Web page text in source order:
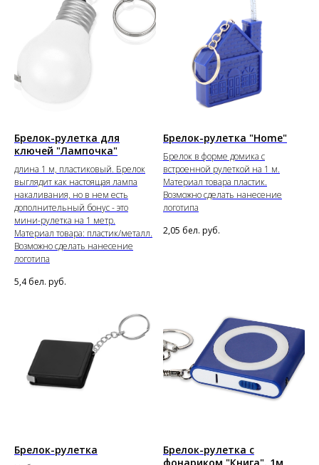
Брелок-рулетка для
ключей "Лампочка"
длина 1 м, пластиковый. Брелок
выглядит как настоящая лампа
накаливания, но в нем есть
дополнительный бонус - это
мини-рулетка на 1 метр.
Материал товара: пластик/металл.
Возможно сделать нанесение
логотипа
5,4 бел. руб.
Брелок-рулетка "Home"
Брелок в форме домика с
встроенной рулеткой на 1 м.
Материал товара пластик.
Возможно сделать нанесение
логотипа
2,05 бел. руб.
Брелок-рулетка
Брелок-рулетка с
фонариком "Книга", 1м